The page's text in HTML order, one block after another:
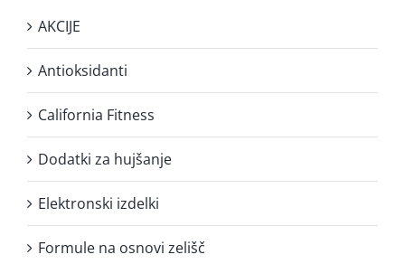
AKCIJE
Antioksidanti
California Fitness
Dodatki za hujšanje
Elektronski izdelki
Formule na osnovi zelišč